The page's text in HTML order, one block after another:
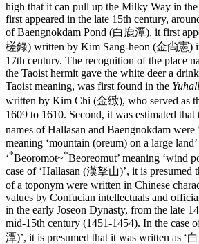
high that it can pull up the Milky Way in the
first appeared in the late 15th century,
of Baengnokdam Pond (白鹿潭), it first
槎錄) written by Kim Sang-heon (金尙憲)
17th century. The recognition of the place
the Taoist hermit gave the white deer a
Taoist meaning, was first found in the
written by Kim Chi (金緻), who served as
1609 to 1610. Second, it was estimated that
names of Hallasan and Baengnokdam were
meaning ‘mountain (oreum) on a large land’
‘*Beoromot~*Beoreomut’ meaning ‘wind
case of ‘Hallasan (漢拏山)’, it is presumed
of a toponym were written in Chinese
values ​​by Confucian intellectuals and
in the early Joseon Dynasty, from the late
mid-15th century (1451-1454). In the case
潭)’, it is presumed that it was written as ‘